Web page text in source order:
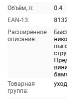
Объём, л:
0.4
EAN-13:
Расширенное
описание:
Товарная
группа: